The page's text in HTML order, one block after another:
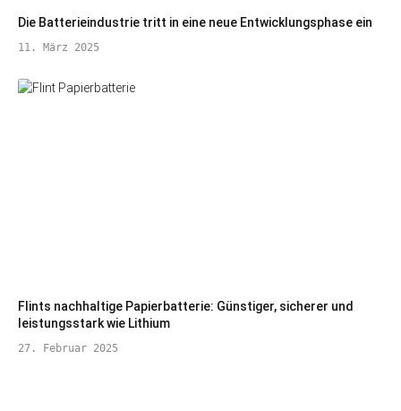
Die Batterieindustrie tritt in eine neue Entwicklungsphase ein
11. März 2025
Flints nachhaltige Papierbatterie: Günstiger, sicherer und
leistungsstark wie Lithium
27. Februar 2025